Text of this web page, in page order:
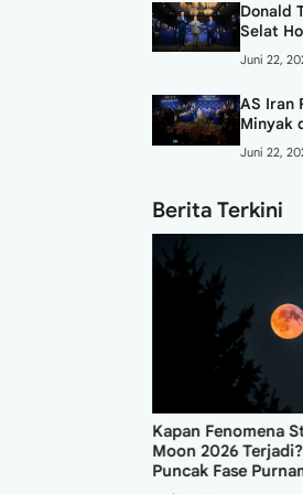
Donald
Selat
Juni 22,
AS Iran
Minyak
Juni 22,
Berita Terkini
Kapan Fenomena
Moon 2026
Puncak Fase